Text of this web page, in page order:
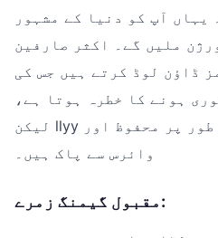
یہاں آپ کو دنیا کے مشہور
ملیں گے۔ اکثر صارفین
ڈاؤن لوڈ کرتے ہیں جس کی
ہونے کا خطرہ ہوتا ہے،
لیکن llyy پر تمام گیمز مکمل طور پر محفوظ اور
وائرس سے پاک ہیں۔
مقبول گیمنگ زمرے: